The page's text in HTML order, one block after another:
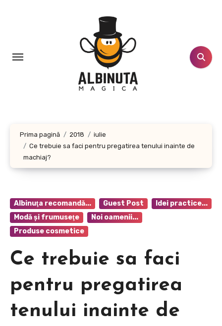
Prima pagină 2018
iulie
Ce trebuie sa faci pentru pregatirea tenului inainte de
machiaj?
Albinuţa recomandă... Guest Post
Idei practice...
Modă şi frumuseţe
Noi oamenii...
Produse cosmetice
Ce trebuie sa faci
pentru pregatirea
tenului inainte de